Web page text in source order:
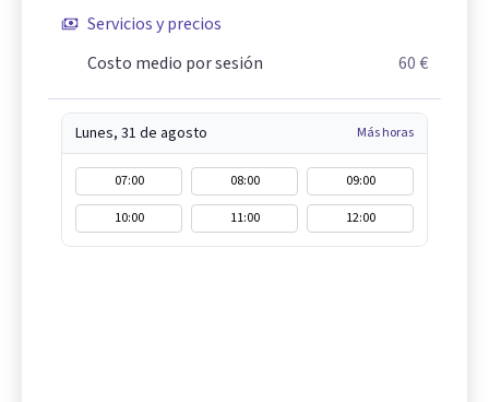
Servicios y precios
Costo medio por sesión
60 €
Lunes, 31 de agosto Más horas
07:00 08:00
09:00
10:00
11:00 12:00